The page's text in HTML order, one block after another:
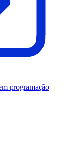
programação